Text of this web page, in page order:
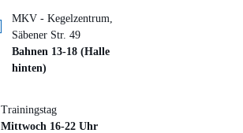
MKV - Kegelzentrum,
Säbener Str. 49
Bahnen 13-18 (Halle
hinten)
Trainingstag
Mittwoch 16-22 Uhr